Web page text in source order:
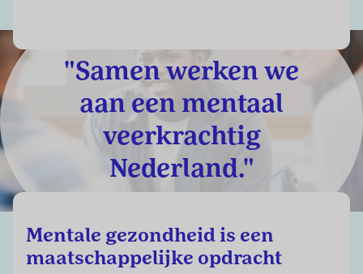
"Samen werken we
aan een mentaal
veerkrachtig
Nederland."
Mentale gezondheid is een
maatschappelijke opdracht